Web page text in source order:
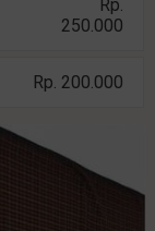
Rp.
250.000
Rp. 200.000